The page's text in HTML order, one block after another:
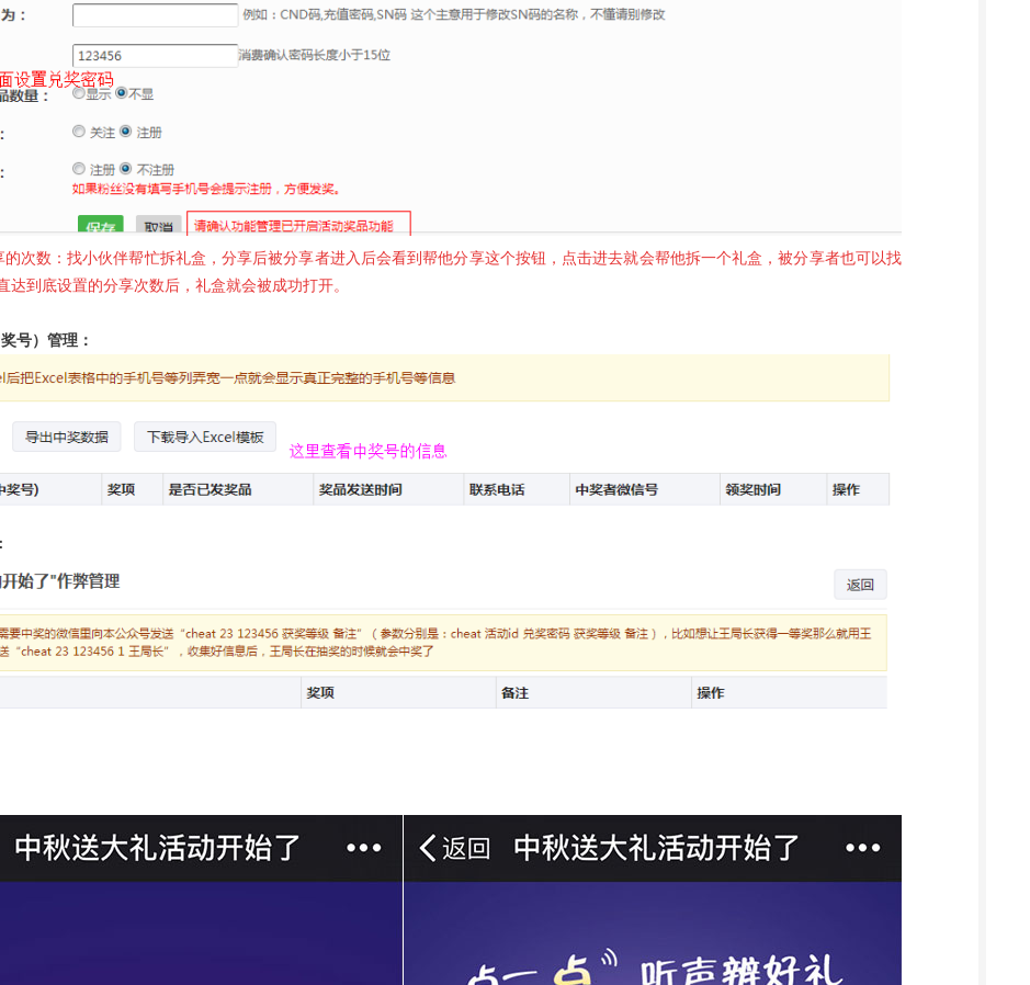
的次数：找小伙伴帮忙拆礼盒，分享后被分享者进入后会看到帮他分享这个按钮，点击进去就会帮他拆一个礼盒，被分享者也可以找
达到底设置的分享次数后，礼盒就会被成功打开。
号）管理：